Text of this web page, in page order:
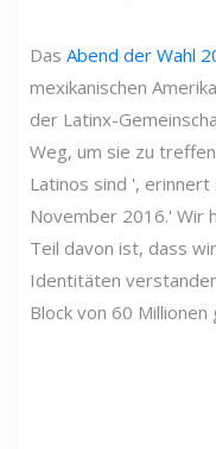
Das Abend der Wahl
mexikanischen
der Latinx-
Weg, um sie zu
Latinos sind ', erinnert
November 2016.' Wir
Teil davon ist, dass
Identitäten
Block von 60 Millionen